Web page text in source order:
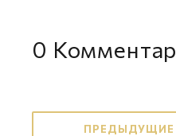
0
ПРЕДЫДУЩИЕ